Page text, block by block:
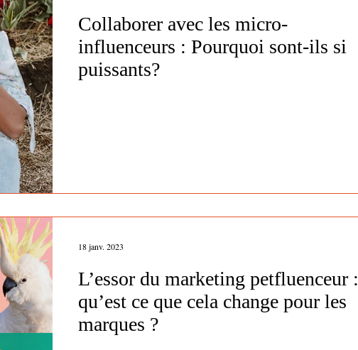
Collaborer avec les micro-
influenceurs : Pourquoi sont-ils si
puissants?
L’essor du marketing petfluenceur :
qu’est ce que cela change pour les
marques ?
18 janv. 2023